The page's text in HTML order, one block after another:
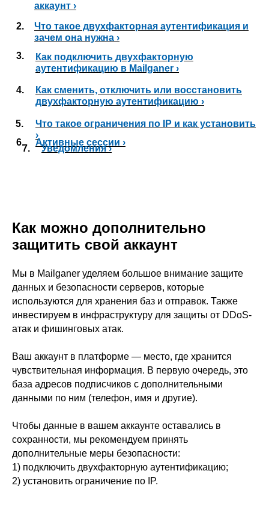
2.
Что такое двухфакторная аутентификация и
зачем она нужна ›
аккаунт ›
3.
Как подключить двухфакторную
аутентификацию в Mailganer ›
4.
Как сменить, отключить или восстановить
двухфакторную аутентификацию ›
5.
Что такое ограничения по IP и как установить
›
6. Активные сессии ›
7. Уведомления ›
Как можно дополнительно
защитить свой аккаунт
Мы в Mailganer уделяем большое внимание защите
данных и безопасности серверов, которые
используются для хранения баз и отправок. Также
инвестируем в инфраструктуру для защиты от DDoS-
атак и фишинговых атак.
Ваш аккаунт в платформе — место, где хранится
чувствительная информация. В первую очередь, это
база адресов подписчиков с дополнительными
данными по ним (телефон, имя и другие).
Чтобы данные в вашем аккаунте оставались в
сохранности, мы рекомендуем принять
дополнительные меры безопасности:
1) подключить двухфакторную аутентификацию;
2) установить ограничение по IP.